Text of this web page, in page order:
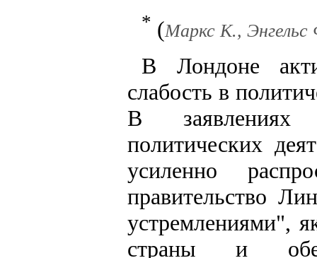
* (Маркс К.,
В Лондоне
слабость в
В заявлениях
политических
усиленно
правительство
устремлениями",
страны и